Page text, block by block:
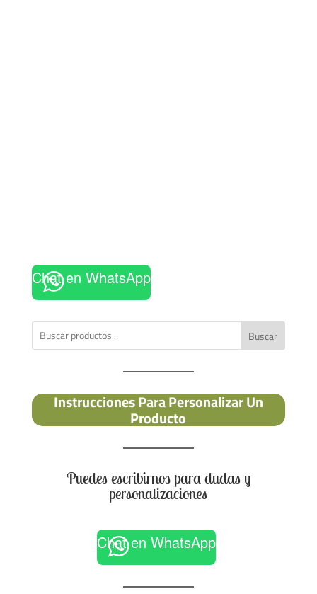
Chat en WhatsApp
Buscar
Instrucciones Para Personalizar Un
Producto
Puedes escribirnos para dudas y
personalizaciones
Chat en WhatsApp